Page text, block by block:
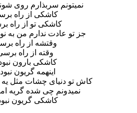
نمیتونم سربذارم روی
کاشکی از راه
کاشکی تو از راه
جز تو عادت ندارم من به
وقتشه از راه
وقته از راه برسی
کاشکی بارون
اینهمه گریون نبودم
کاش تو دنیای چشات مثل یه
نمیدونم چی شده گریه
کاشکی گریون